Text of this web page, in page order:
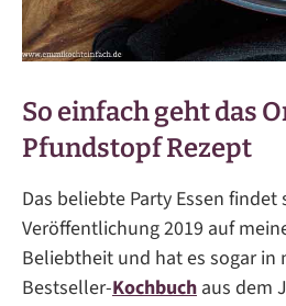
So einfach geht das
Pfundstopf Rezept
Das beliebte Party Essen
Veröffentlichung 2019 auf
Beliebtheit und hat es sogar in
Bestseller-Kochbuch aus dem